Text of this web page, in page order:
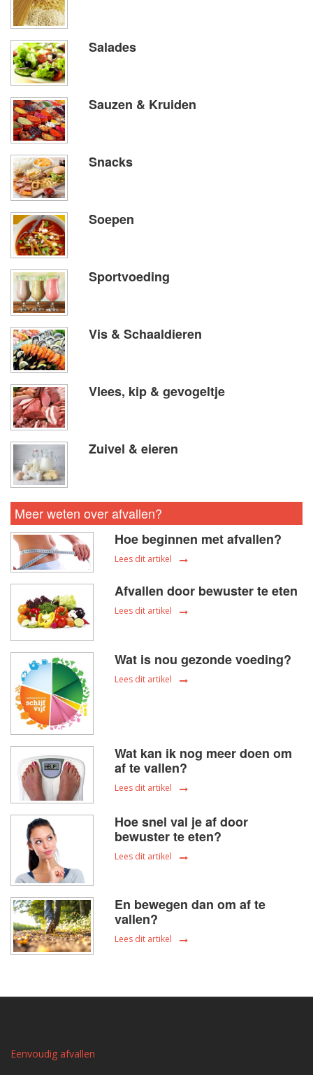
Salades
Sauzen & Kruiden
Snacks
Soepen
Sportvoeding
Vis & Schaaldieren
Vlees, kip & gevogeltje
Zuivel & eieren
Meer weten over afvallen?
Hoe beginnen met afvallen?
Lees dit artikel
Afvallen door bewuster te eten
Lees dit artikel
Wat is nou gezonde voeding?
Lees dit artikel
Wat kan ik nog meer doen om
af te vallen?
Lees dit artikel
Hoe snel val je af door
bewuster te eten?
Lees dit artikel
En bewegen dan om af te
vallen?
Lees dit artikel
Eenvoudig afvallen